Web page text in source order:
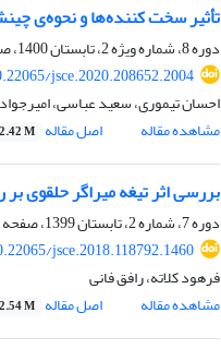
تأثیر سخت کننده‌ها و نحوه‌ی
دوره 8، شماره ویژه 2، تابستان 1400، صفحه
jsce.2020.208652.2004
احسان تیموری، سعید عباسی،
مشاهده مقاله
اصل مقاله 2.42 M
بررسی اثر تیغه میراگر حلقوی
دوره 7، شماره 2، تابستان 1399، صفحه
jsce.2018.118792.1460
فرهود کلاته، رافق فانی
مشاهده مقاله
اصل مقاله 2.54 M